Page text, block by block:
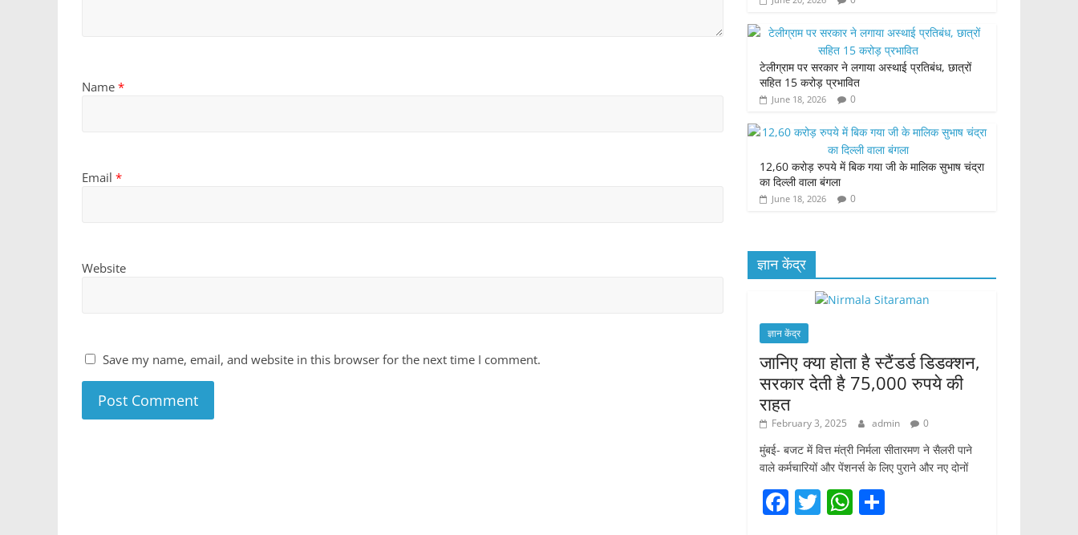
Name *
Email *
Website
Save my name, email, and website in this browser for the next time I comment.
टेलीग्राम पर सरकार ने लगाया अस्थाई प्रतिबंध, छात्रों
सहित 15 करोड़ प्रभावित
June 18, 2026 0
12,60 करोड़ रुपये में बिक गया जी के मालिक सुभाष चंद्रा
का दिल्ली वाला बंगला
June 18, 2026 0
ज्ञान केंद्र
ज्ञान केंद्र
जानिए क्या होता है स्टैंडर्ड डिडक्शन,
सरकार देती है 75,000 रुपये की
राहत
February 3, 2025 admin 0
मुंबई- बजट में वित्त मंत्री निर्मला सीतारमण ने सैलरी पाने
वाले कर्मचारियों और पेंशनर्स के लिए पुराने और नए दोनों
F T W